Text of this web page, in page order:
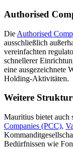
Authorised
Die Authorised
ausschließlich
vereinfachten
schnellerer
eine ausgezeichnete
Holding-Aktivitäten.
Weitere
Mauritius bietet auch
Companies (PCC),
Bedürfnissen wie